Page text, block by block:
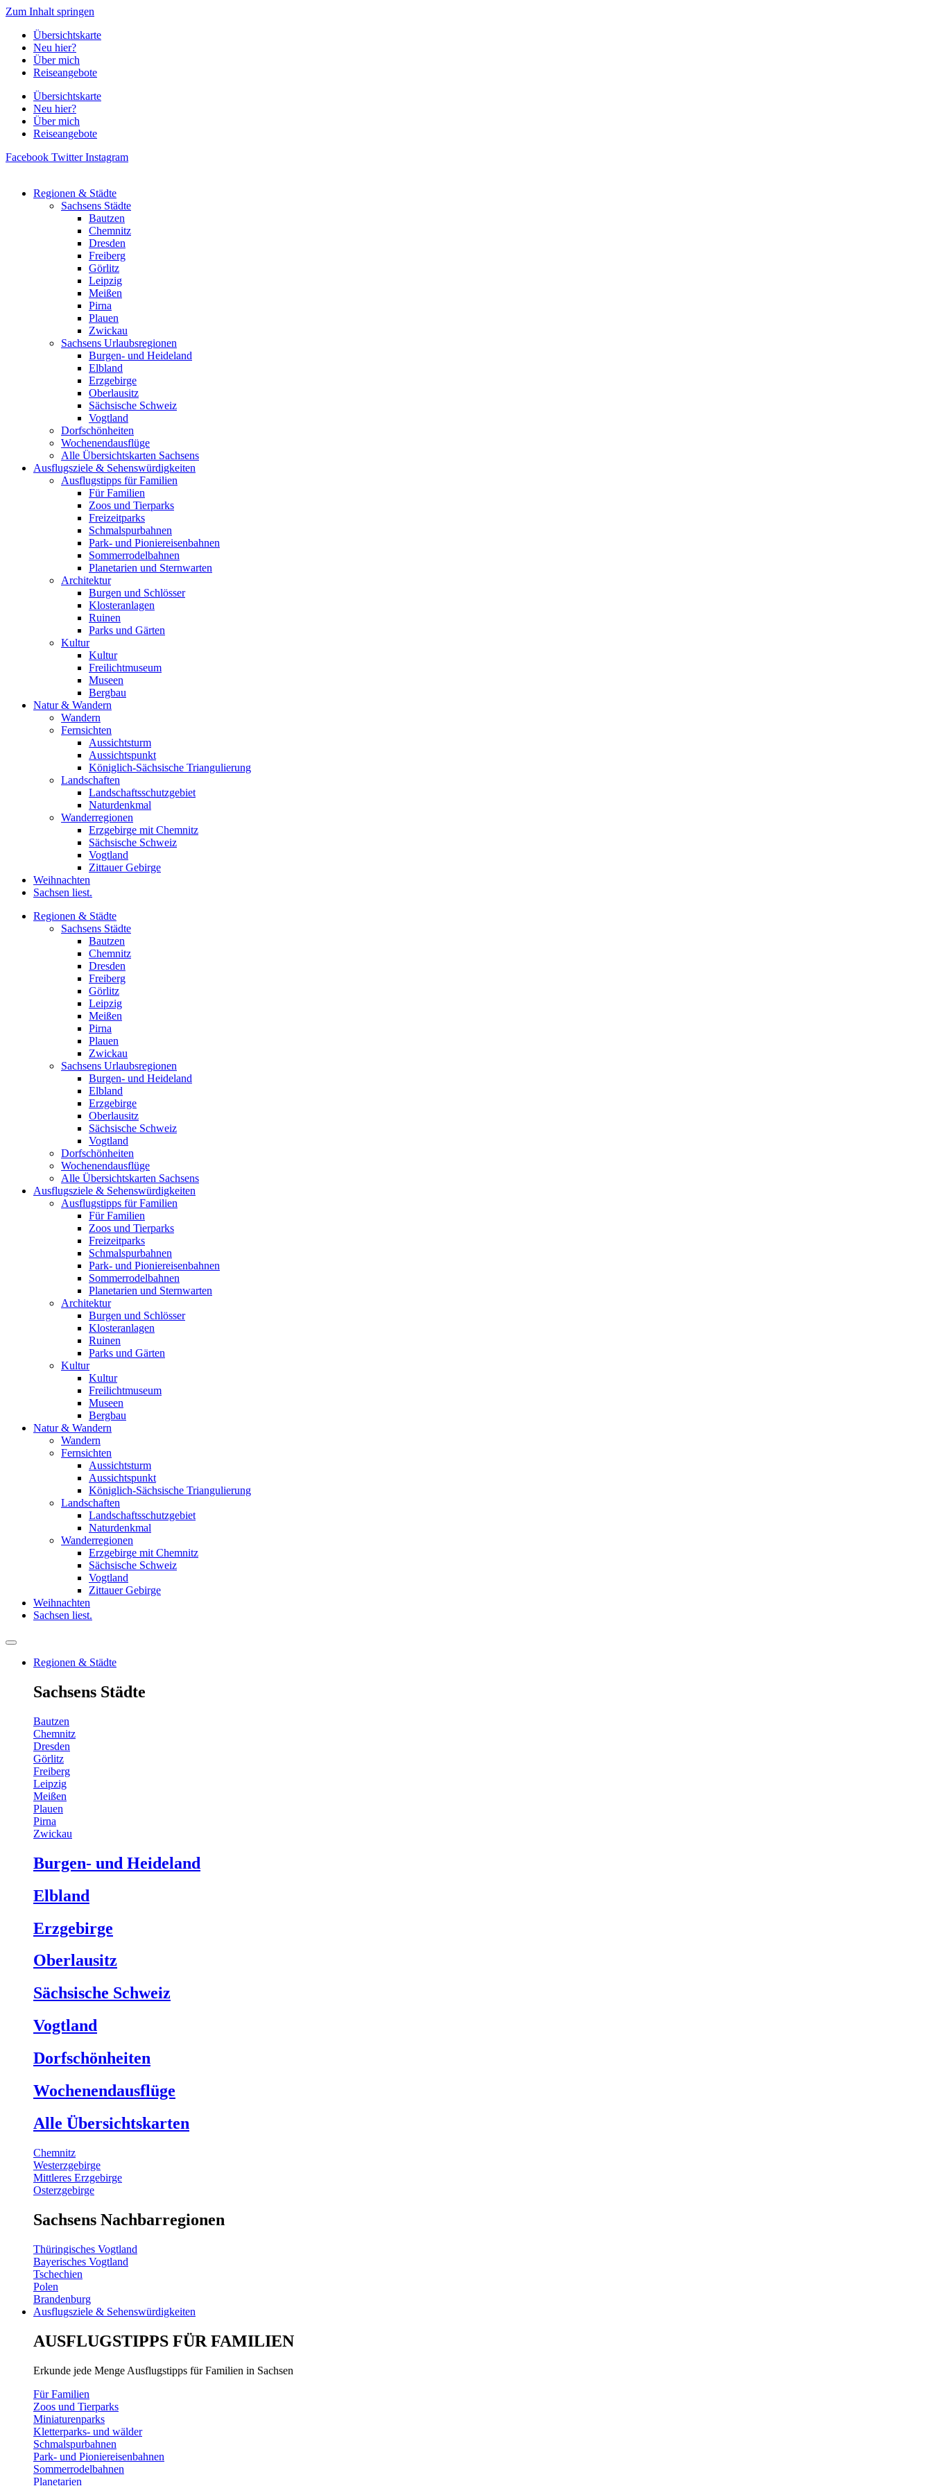
Zum Inhalt springen
Übersichtskarte
Neu hier?
Über mich
Reiseangebote
Übersichtskarte
Neu hier?
Über mich
Reiseangebote
Facebook Twitter Instagram
Regionen & Städte
Sachsens Städte
Bautzen
Chemnitz
Dresden
Freiberg
Görlitz
Leipzig
Meißen
Pirna
Plauen
Zwickau
Sachsens Urlaubsregionen
Burgen- und Heideland
Elbland
Erzgebirge
Oberlausitz
Sächsische Schweiz
Vogtland
Dorfschönheiten
Wochenendausflüge
Alle Übersichtskarten Sachsens
Ausflugsziele & Sehenswürdigkeiten
Ausflugstipps für Familien
Für Familien
Zoos und Tierparks
Freizeitparks
Schmalspurbahnen
Park- und Pioniereisenbahnen
Sommerrodelbahnen
Planetarien und Sternwarten
Architektur
Burgen und Schlösser
Klosteranlagen
Ruinen
Parks und Gärten
Kultur
Kultur
Freilichtmuseum
Museen
Bergbau
Natur & Wandern
Wandern
Fernsichten
Aussichtsturm
Aussichtspunkt
Königlich-Sächsische Triangulierung
Landschaften
Landschaftsschutzgebiet
Naturdenkmal
Wanderregionen
Erzgebirge mit Chemnitz
Sächsische Schweiz
Vogtland
Zittauer Gebirge
Weihnachten
Sachsen liest.
Regionen & Städte
Sachsens Städte
Bautzen
Chemnitz
Dresden
Freiberg
Görlitz
Leipzig
Meißen
Pirna
Plauen
Zwickau
Sachsens Urlaubsregionen
Burgen- und Heideland
Elbland
Erzgebirge
Oberlausitz
Sächsische Schweiz
Vogtland
Dorfschönheiten
Wochenendausflüge
Alle Übersichtskarten Sachsens
Ausflugsziele & Sehenswürdigkeiten
Ausflugstipps für Familien
Für Familien
Zoos und Tierparks
Freizeitparks
Schmalspurbahnen
Park- und Pioniereisenbahnen
Sommerrodelbahnen
Planetarien und Sternwarten
Architektur
Burgen und Schlösser
Klosteranlagen
Ruinen
Parks und Gärten
Kultur
Kultur
Freilichtmuseum
Museen
Bergbau
Natur & Wandern
Wandern
Fernsichten
Aussichtsturm
Aussichtspunkt
Königlich-Sächsische Triangulierung
Landschaften
Landschaftsschutzgebiet
Naturdenkmal
Wanderregionen
Erzgebirge mit Chemnitz
Sächsische Schweiz
Vogtland
Zittauer Gebirge
Weihnachten
Sachsen liest.
Regionen & Städte
Sachsens Städte
Bautzen
Chemnitz
Dresden
Görlitz
Freiberg
Leipzig
Meißen
Plauen
Pirna
Zwickau
Burgen- und Heideland
Elbland
Erzgebirge
Oberlausitz
Sächsische Schweiz
Vogtland
Dorfschönheiten
Wochenendausflüge
Alle Übersichtskarten
Chemnitz
Westerzgebirge
Mittleres Erzgebirge
Osterzgebirge
Sachsens Nachbarregionen
Thüringisches Vogtland
Bayerisches Vogtland
Tschechien
Polen
Brandenburg
Ausflugsziele & Sehenswürdigkeiten
AUSFLUGSTIPPS FÜR FAMILIEN
Erkunde jede Menge Ausflugstipps für Familien in Sachsen
Für Familien
Zoos und Tierparks
Miniaturenparks
Kletterparks- und wälder
Schmalspurbahnen
Park- und Pioniereisenbahnen
Sommerrodelbahnen
Planetarien